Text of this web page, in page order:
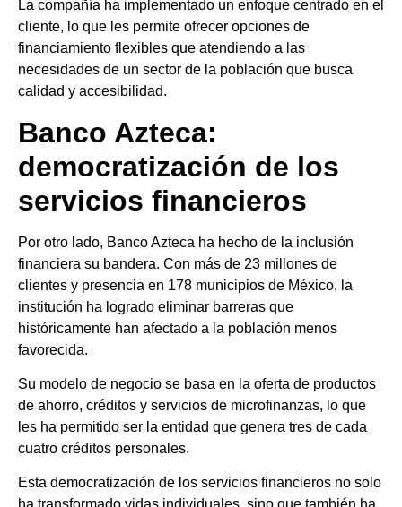
La compañía ha implementado un enfoque centrado en el
cliente, lo que les permite ofrecer opciones de
financiamiento flexibles que atendiendo a las
necesidades de un sector de la población que busca
calidad y accesibilidad.
Banco Azteca:
democratización de los
servicios financieros
Por otro lado, Banco Azteca ha hecho de la inclusión
financiera su bandera. Con más de 23 millones de
clientes y presencia en 178 municipios de México, la
institución ha logrado eliminar barreras que
históricamente han afectado a la población menos
favorecida.
Su modelo de negocio se basa en la oferta de productos
de ahorro, créditos y servicios de microfinanzas, lo que
les ha permitido ser la entidad que genera tres de cada
cuatro créditos personales.
Esta democratización de los servicios financieros no solo